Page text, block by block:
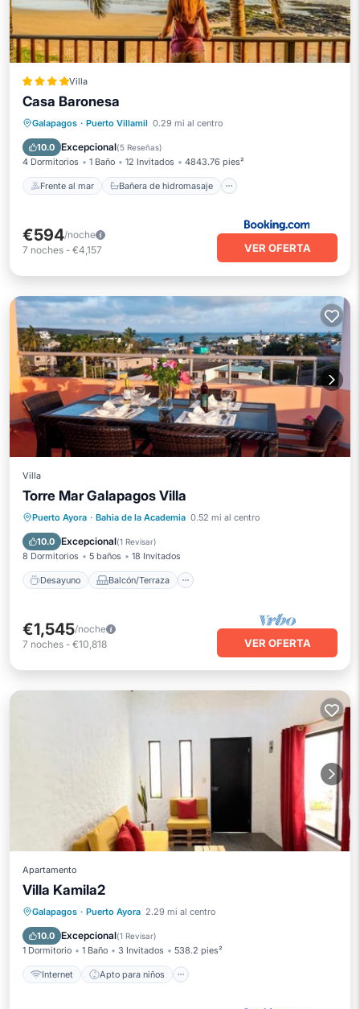
Villa
Casa Baronesa
Galapagos · Puerto Villamil 0.29 mi al centro
10.0 Excepcional(5 Reseñas)
4 Dormitorios 1 Baño 12 Invitados 4843.76 pies²
Frente al mar Bañera de hidromasaje
Frente al mar
Bañera de hidromasaje
Desayuno
Spa
€594/noche
7 noches - €4,157 VER OFERTA
Villa
Torre Mar Galapagos Villa
Puerto Ayora · Bahia de la Academia 0.52 mi al centro
10.0 Excepcional(1 Revisar)
8 Dormitorios 5 baños 18 Invitados
Desayuno Balcón/Terraza
Desayuno Balcón/Terraza
Cocina
Aire acondicionado
€1,545/noche
7 noches - €10,818 VER OFERTA
Apartamento
Villa Kamila2
Galapagos · Puerto Ayora 2.29 mi al centro
10.0 Excepcional(1 Revisar)
1 Dormitorio 1 Baño 3 Invitados 538.2 pies²
Internet Apto para niños
Internet
Seguridad/Protección
Servicios para huéspedes